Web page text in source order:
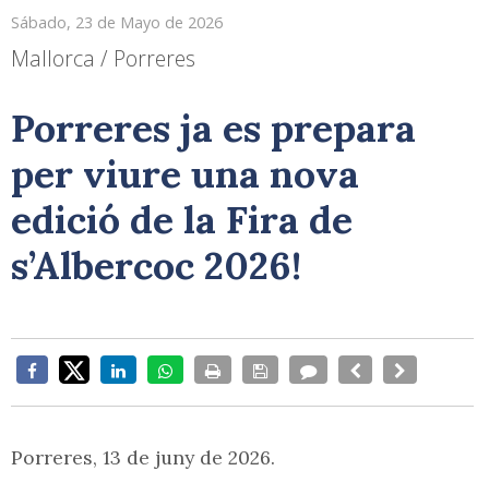
Sábado, 23 de Mayo de 2026
Mallorca / Porreres
Porreres ja es prepara
per viure una nova
edició de la Fira de
s’Albercoc 2026!
Porreres, 13 de juny de 2026.